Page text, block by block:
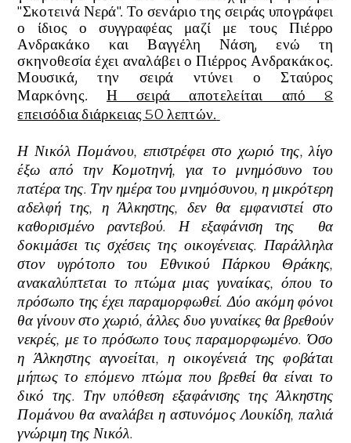
"Σκοτεινά Νερά". Το σενάριο της σειράς υπογράφει
ο ίδιος ο συγγραφέας μαζί με τους Πιέρρο
Ανδρακάκο και Βαγγέλη Νάση, ενώ τη
σκηνοθεσία έχει αναλάβει ο Πιέρρος Ανδρακάκος.
Μουσικά, την σειρά ντύνει ο Σταύρος
Μαρκόνης. Η σειράαποτελείται από 8
επεισόδιαδιάρκειας 50 λεπτών.
Η Νικόλ Πομάνου, επιστρέφει στο χωριό της, λίγο
έξω από την Κομοτηνή, για το μνημόσυνο του
πατέρα της. Την ημέρα του μνημόσυνου, η μικρότερη
αδελφή της, η Άλκηστης, δεν θα εμφανιστεί στο
καθορισμένο ραντεβού. Η εξαφάνιση της θα
δοκιμάσει τις σχέσεις της οικογένειας. Παράλληλα
στον υγρότοπο του Εθνικού Πάρκου Θράκης,
ανακαλύπτεται το πτώμα μιας γυναίκας, όπου το
πρόσωπο της έχει παραμορφωθεί. Δύο ακόμη φόνοι
θα γίνουν στο χωριό, άλλες δυο γυναίκες θα βρεθούν
νεκρές, με το πρόσωπο τους παραμορφωμένο. Όσο
η Άλκηστης αγνοείται, η οικογένειά της φοβάται
μήπως το επόμενο πτώμα που βρεθεί θα είναι το
δικό της. Την υπόθεση εξαφάνισης της Άλκηστης
Πομάνου θα αναλάβει ηαστυνόμος Λουκίδη, παλιά
γνώριμη της Νικόλ.